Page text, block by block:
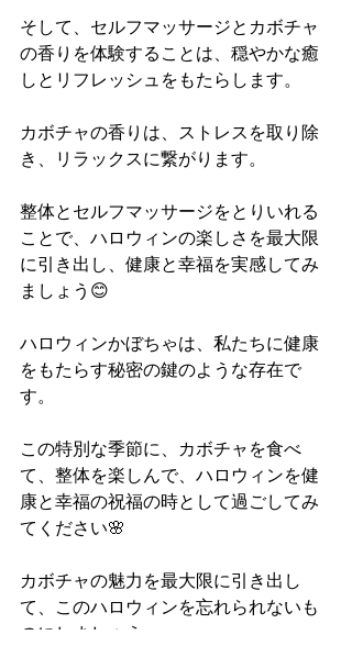
そして、セルフマッサージとカボチャ
の香りを体験することは、穏やかな癒
しとリフレッシュをもたらします。
カボチャの香りは、ストレスを取り除
き、リラックスに繋がります。
整体とセルフマッサージをとりいれる
ことで、ハロウィンの楽しさを最大限
に引き出し、健康と幸福を実感してみ
ましょう😊
ハロウィンかぼちゃは、私たちに健康
をもたらす秘密の鍵のような存在で
す。
この特別な季節に、カボチャを食べ
て、整体を楽しんで、ハロウィンを健
康と幸福の祝福の時として過ごしてみ
てください🌸
カボチャの魅力を最大限に引き出し
て、このハロウィンを忘れられないも
のにしましょう。